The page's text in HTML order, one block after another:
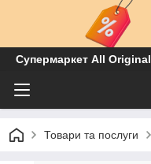
Супермаркет All Original
Товари та послуги